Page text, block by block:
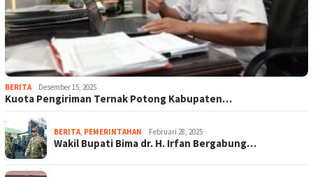
BERITA Desember 15, 2025
Kuota Pengiriman Ternak Potong Kabupaten…
BERITA, PEMERINTAHAN Februari 28, 2025
Wakil Bupati Bima dr. H. Irfan Bergabung…